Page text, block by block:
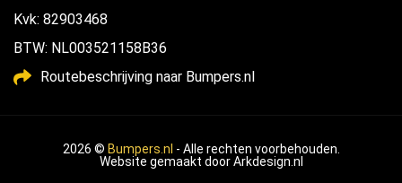
Kvk: 82903468
BTW: NL003521158B36
Routebeschrijving naar Bumpers.nl
2026 © Bumpers.nl - Alle rechten voorbehouden.
Website gemaakt doorArkdesign.nl